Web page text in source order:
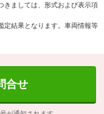
きましては、形式および表示項
定結果となります。車両情報等
合せ